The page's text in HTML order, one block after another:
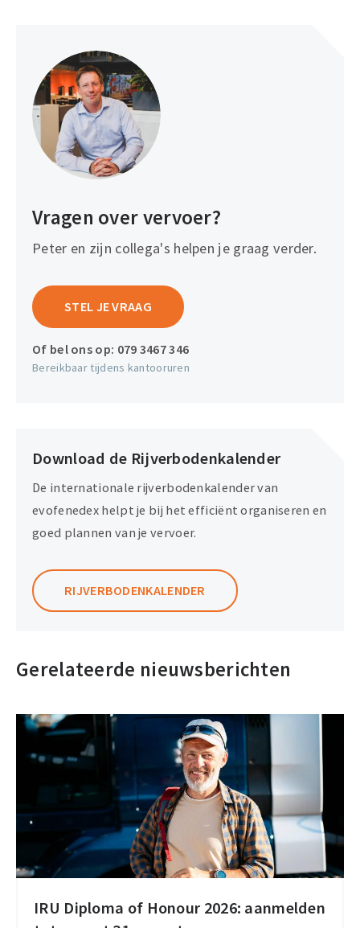
Vragen over vervoer?
Peter en zijn collega's helpen je graag verder.
STEL JE VRAAG
Of bel ons op: 079 3467 346
Bereikbaar tijdens kantooruren
Download de Rijverbodenkalender
De internationale rijverbodenkalender van
evofenedex helpt je bij het efficiënt organiseren en
goed plannen van je vervoer.
RIJVERBODENKALENDER
Gerelateerde nieuwsberichten
IRU Diploma of Honour 2026: aanmelden
IRU